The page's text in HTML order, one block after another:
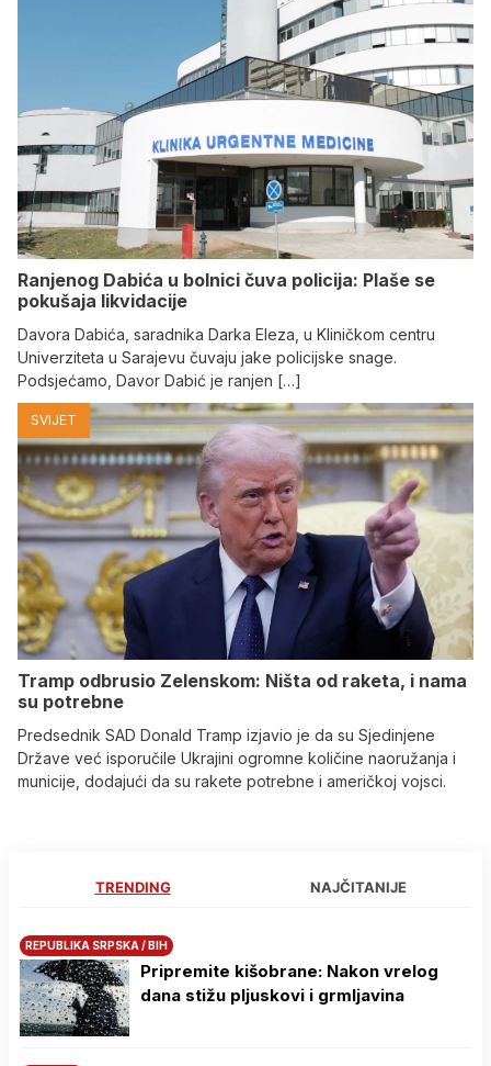
Ranjenog Dabića u bolnici čuva policija: Plaše se
pokušaja likvidacije
Davora Dabića, saradnika Darka Eleza, u Kliničkom centru
Univerziteta u Sarajevu čuvaju jake policijske snage.
Podsjećamo, Davor Dabić je ranjen […]
SVIJET
Tramp odbrusio Zelenskom: Ništa od raketa, i nama
su potrebne
Predsednik SAD Donald Tramp izjavio je da su Sjedinjene
Države već isporučile Ukrajini ogromne količine naoružanja i
municije, dodajući da su rakete potrebne i američkoj vojsci.
TRENDING NAJČITANIJE
REPUBLIKA SRPSKA / BIH
Pripremite kišobrane: Nakon vrelog
dana stižu pljuskovi i grmljavina